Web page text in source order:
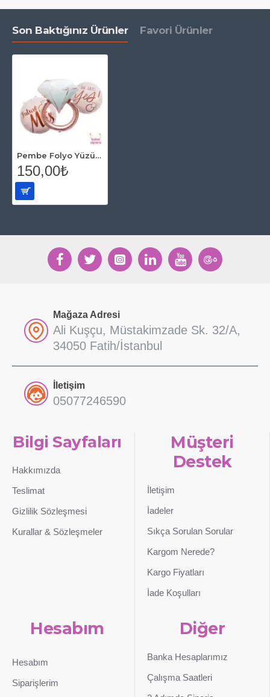
Son Baktığınız Ürünler Favori Ürünler
Pembe Folyo Yüzük Balon Set
150,00₺
Mağaza Adresi
Ali Kuşçu, Müstakimzade Sk. 32/A,
34050 Fatih/İstanbul
İletişim
05077246590
Bilgi Sayfaları
Hakkımızda
Teslimat
Gizlilik Sözleşmesi
Kurallar & Sözleşmeler
Müşteri
Destek
İletişim
İadeler
Sıkça Sorulan Sorular
Kargom Nerede?
Kargo Fiyatları
İade Koşulları
Hesabım
Hesabım
Siparişlerim
Diğer
Banka Hesaplarımız
Çalışma Saatleri